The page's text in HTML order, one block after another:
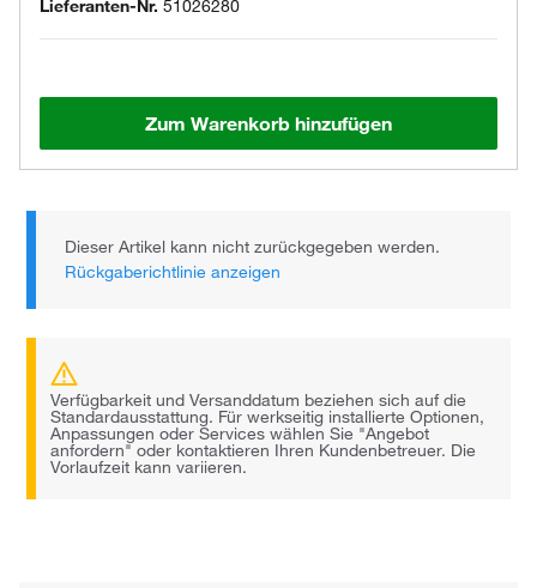
Lieferanten-Nr. 51026280
Zum Warenkorb hinzufügen
Dieser Artikel kann nicht zurückgegeben werden.
Rückgaberichtlinie anzeigen
Verfügbarkeit und Versanddatum beziehen sich auf die
Standardausstattung. Für werkseitig installierte Optionen,
Anpassungen oder Services wählen Sie "Angebot
anfordern" oder kontaktieren Ihren Kundenbetreuer. Die
Vorlaufzeit kann variieren.